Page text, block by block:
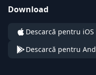
Download
Descarcă pentru iOS
Descarcă pentru